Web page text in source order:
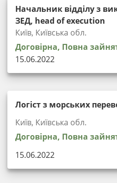
Начальник відділу з
ЗЕД, head of execution
Київ, Київська обл.
Договірна, Повна
15.06.2022
Логіст з морських
Київ, Київська обл.
Договірна, Повна
15.06.2022